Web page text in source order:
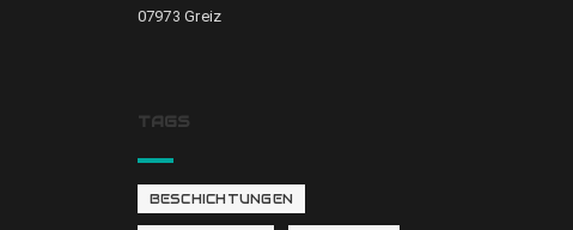
07973 Greiz
TAGS
BESCHICHTUNGEN